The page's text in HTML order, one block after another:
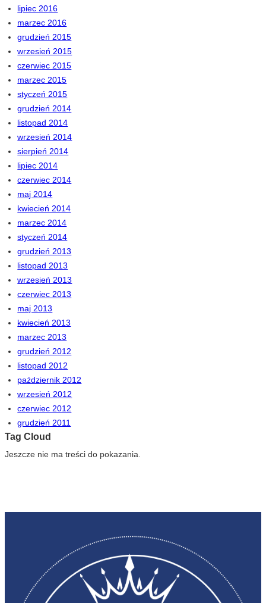
lipiec 2016
marzec 2016
grudzień 2015
wrzesień 2015
czerwiec 2015
marzec 2015
styczeń 2015
grudzień 2014
listopad 2014
wrzesień 2014
sierpień 2014
lipiec 2014
czerwiec 2014
maj 2014
kwiecień 2014
marzec 2014
styczeń 2014
grudzień 2013
listopad 2013
wrzesień 2013
czerwiec 2013
maj 2013
kwiecień 2013
marzec 2013
grudzień 2012
listopad 2012
październik 2012
wrzesień 2012
czerwiec 2012
grudzień 2011
Tag Cloud
Jeszcze nie ma treści do pokazania.